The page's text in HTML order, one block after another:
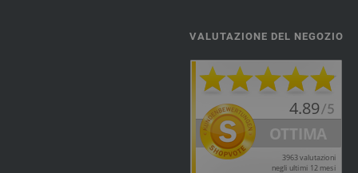
VALUTAZIONE DEL NEGOZIO